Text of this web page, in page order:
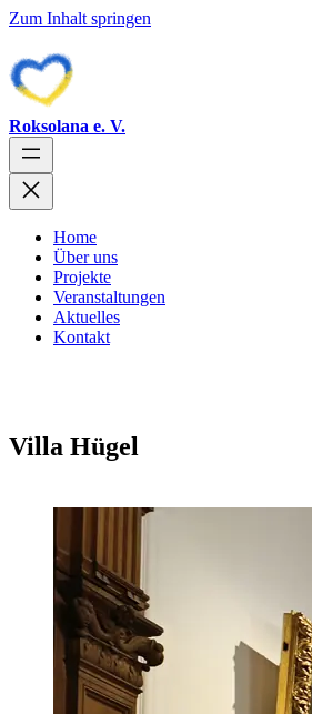
Zum Inhalt springen
Roksolana e. V.
Home
Über uns
Projekte
Veranstaltungen
Aktuelles
Kontakt
Villa Hügel